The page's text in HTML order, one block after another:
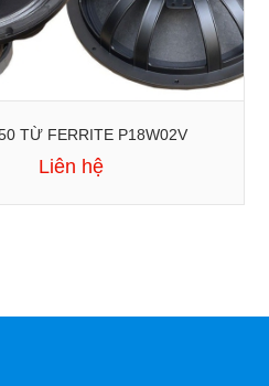
BASS 50 TỪ FERRITE P18W02V
Liên hệ